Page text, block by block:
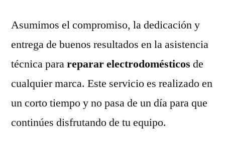
Asumimos el compromiso, la dedicación y
entrega de buenos resultados en la asistencia
técnica parareparar electrodomésticos de
cualquier marca. Este servicio es realizado en
un corto tiempo y no pasa de un día para que
continúes disfrutando de tu equipo.